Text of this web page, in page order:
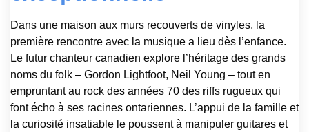
Dans une maison aux murs recouverts de vinyles, la
première rencontre avec la musique a lieu dès l’enfance.
Le futur chanteur canadien explore l’héritage des grands
noms du folk – Gordon Lightfoot, Neil Young – tout en
empruntant au rock des années 70 des riffs rugueux qui
font écho à ses racines ontariennes. L’appui de la famille et
la curiosité insatiable le poussent à manipuler guitares et